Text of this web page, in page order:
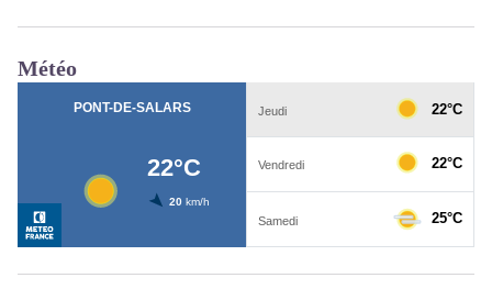
Météo